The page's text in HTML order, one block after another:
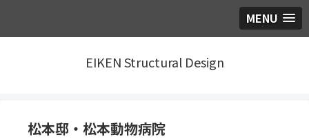
MENU
EIKEN Structural Design
松本邸・松本動物病院